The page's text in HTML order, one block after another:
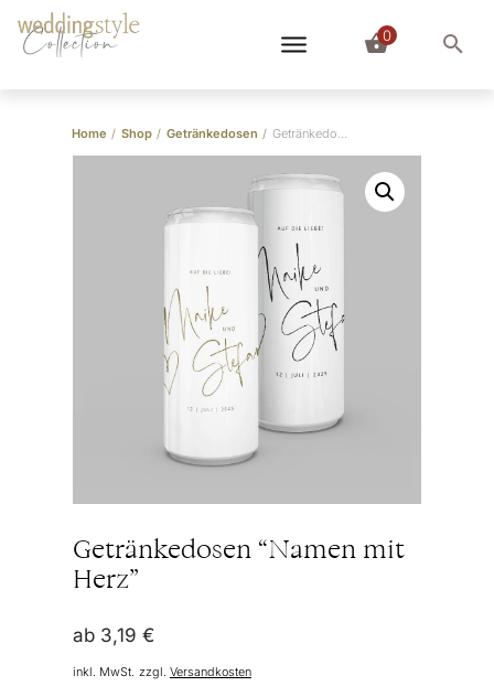
Collection 0
Home / Shop / Getränkedosen / Getränkedosen “Namen mit Herz”
Getränkedosen “Namen mit
Herz”
ab 3,19 €
inkl. MwSt. zzgl. Versandkosten